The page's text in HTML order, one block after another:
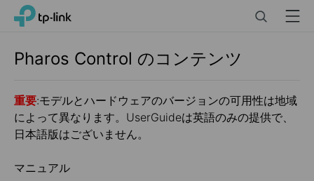
Click
navigation
TP-Link, Reliably Smart Menu
Pharos Control のコンテンツ
重要:モデルとハードウェアのバージョンの可用性は地域
によって異なります。UserGuideは英語のみの提供で、
日本語版はございません。
マニュアル